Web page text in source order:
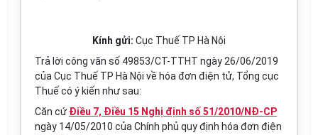
Kính gửi: Cục Thuế TP Hà Nội
Trả lời công văn số 49853/CT-TTHT ngày 26/06/2019
của Cục Thuế TP Hà Nội về hóa đơn điện tử, Tổng cục
Thuế có ý kiến như sau:
Căn cứ Điều 7, Điều 15 Nghị định số 51/2010/NĐ-CP
ngày 14/05/2010 của Chính phủ quy định hóa đơn điện